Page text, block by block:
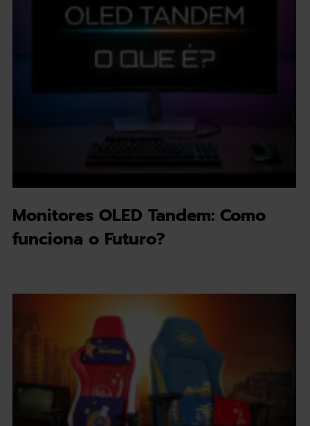
Monitores OLED Tandem: Como
funciona o Futuro?